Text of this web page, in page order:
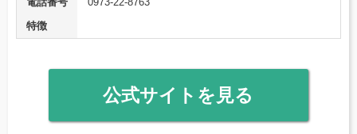
特徴
公式サイトを見る